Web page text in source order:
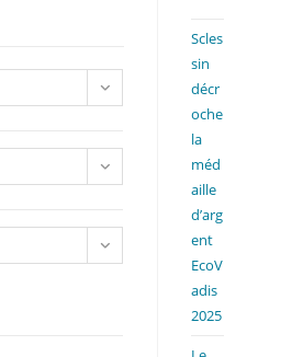
Scles
sin
décr
oche
la
méd
aille
d’arg
ent
EcoV
adis
2025